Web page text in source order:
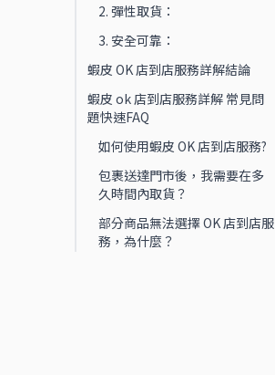
2. 彈性取貨：
3. 安全可靠：
蝦皮 OK 店到店服務詳解結論
蝦皮 ok 店到店服務詳解 常見問
題快速FAQ
如何使用蝦皮 OK 店到店服務?
包裹送達門市後，我需要在多
久時間內取貨？
部分商品無法選擇 OK 店到店服
務，為什麼？